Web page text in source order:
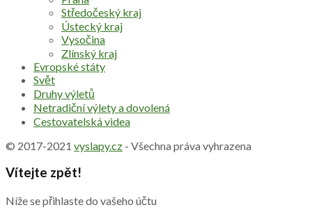
Středočeský kraj
Ústecký kraj
Vysočina
Zlínský kraj
Evropské státy
Svět
Druhy výletů
Netradiční výlety a dovolená
Cestovatelská videa
© 2017-2021 vyslapy.cz - Všechna práva vyhrazena
Vítejte zpět!
Níže se přihlaste do vašeho účtu